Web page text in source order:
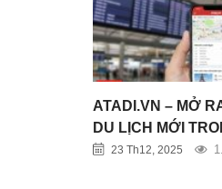
ATADI.VN – MỞ
DU LỊCH MỚI
THÁI VNTRIP
23 Th12, 2025